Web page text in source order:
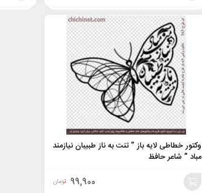
افزودن
وکتور خطاطی لایه باز ” تنت به ناز طبیبان نیازمند
مباد ” شاعر حافظ
99,900 تومان